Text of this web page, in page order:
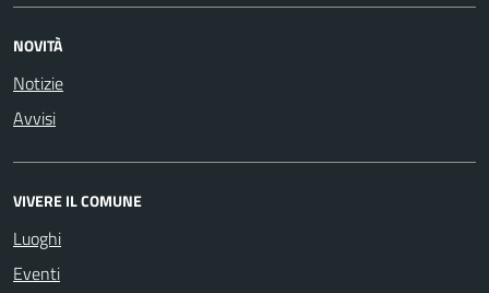
NOVITÀ
Notizie
Avvisi
VIVERE IL COMUNE
Luoghi
Eventi